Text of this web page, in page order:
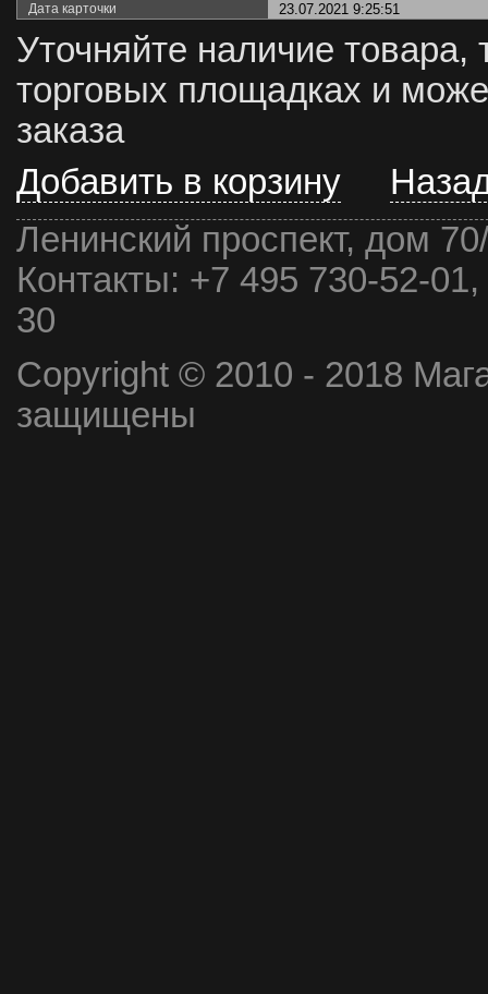
Дата карточки 23.07.2021 9:25:51
Уточняйте наличие товара,
торговых площадках и
заказа
Добавить в корзину
Ленинский проспект, дом
Контакты: +7 495 730-52-
30
Copyright © 2010 - 2018
защищены